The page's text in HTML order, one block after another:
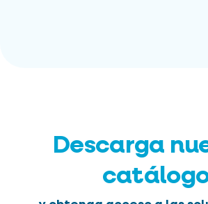
Descarga